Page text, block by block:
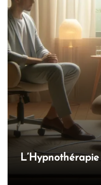
n
d
e
l
a
r
t
L’Hypnothérapie